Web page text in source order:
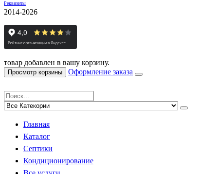
Реквизиты
2014-2026
товар добавлен в вашу корзину.
Просмотр корзины Оформление заказа
Главная
Каталог
Септики
Кондиционирование